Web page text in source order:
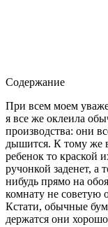
Содержание
При всем моем
я все же оклеила
производства: они
дышится. К тому же
ребенок то краской
ручонкой заденет, а
нибудь прямо на
комнату не советую
Кстати, обычные
держатся они